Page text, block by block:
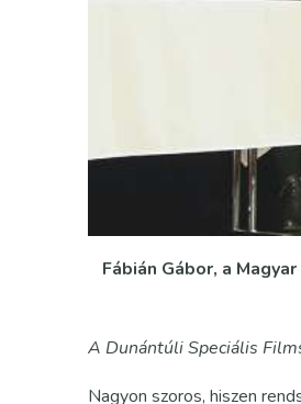
Fábián Gábor, a
A Dunántúli Speciális
Nagyon szoros, hiszen